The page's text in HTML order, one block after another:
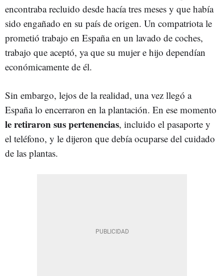
encontraba recluido desde hacía tres meses y que había
sido engañado en su país de origen. Un compatriota le
prometió trabajo en España en un lavado de coches,
trabajo que aceptó, ya que su mujer e hijo dependían
económicamente de él.
Sin embargo, lejos de la realidad, una vez llegó a
España lo encerraron en la plantación. En ese momento
le retiraron sus pertenencias, incluido el pasaporte y
el teléfono, y le dijeron que debía ocuparse del cuidado
de las plantas.